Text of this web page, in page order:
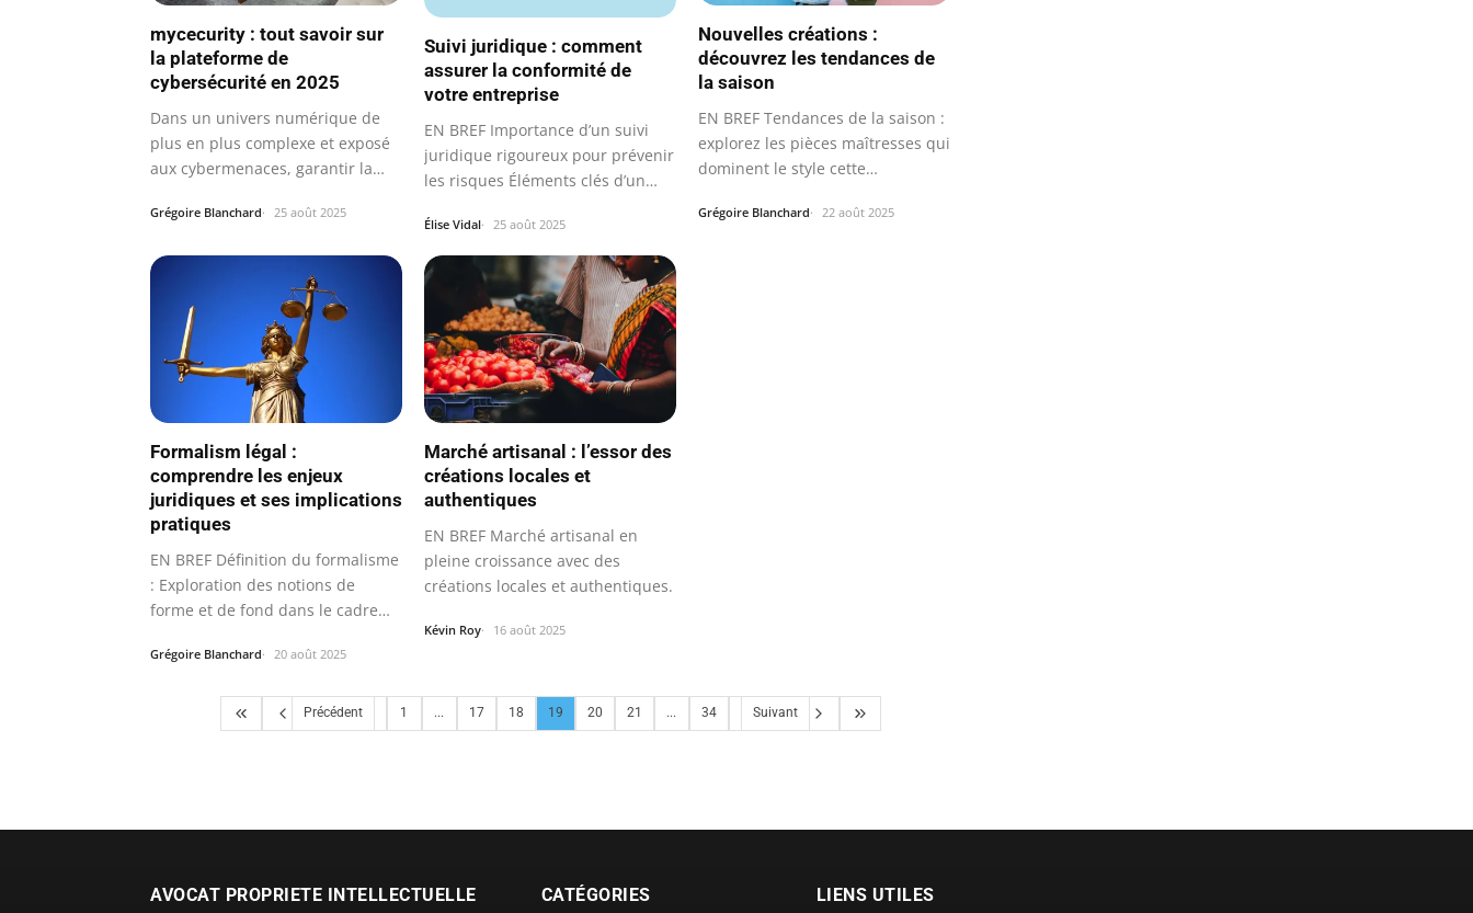
mycecurity : tout savoir sur
la plateforme de
cybersécurité en 2025
Dans un univers numérique de
plus en plus complexe et exposé
aux cybermenaces, garantir la…
Grégoire Blanchard 25 août 2025
Suivi juridique : comment
assurer la conformité de
votre entreprise
EN BREF Importance d’un suivi
juridique rigoureux pour prévenir
les risques Éléments clés d’un…
Élise Vidal 25 août 2025
Nouvelles créations :
découvrez les tendances de
la saison
EN BREF Tendances de la saison :
explorez les pièces maîtresses qui
dominent le style cette…
Grégoire Blanchard 22 août 2025
Formalism légal :
comprendre les enjeux
juridiques et ses implications
pratiques
EN BREF Définition du formalisme
: Exploration des notions de
forme et de fond dans le cadre…
Grégoire Blanchard 20 août 2025
Marché artisanal : l’essor des
créations locales et
authentiques
EN BREF Marché artisanal en
pleine croissance avec des
créations locales et authentiques.
Kévin Roy 16 août 2025
Précédent 1 ... 17 18 19 20 21 ... 34 Suivant
AVOCAT PROPRIETE INTELLECTUELLE CATÉGORIES LIENS UTILES